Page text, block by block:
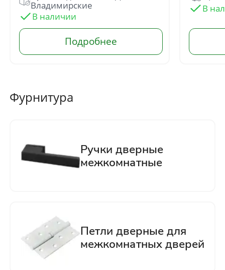
Владимирские
Фурнитура
Отправить